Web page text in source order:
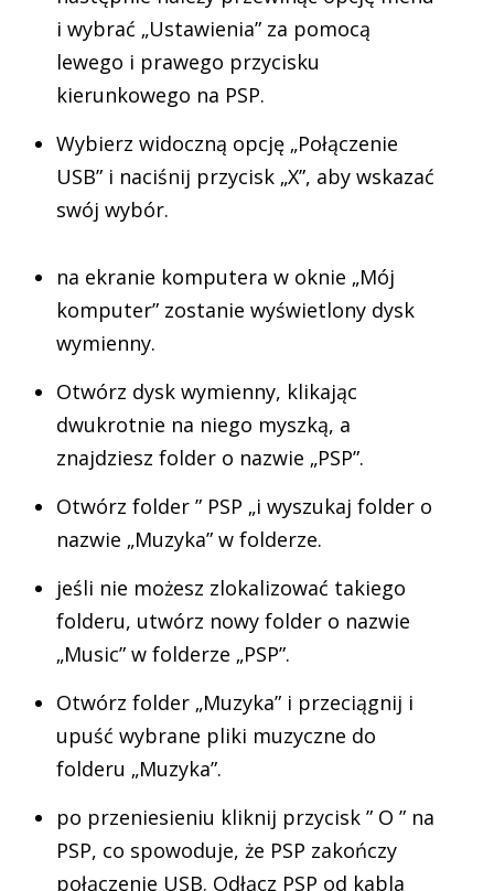
i wybrać „Ustawienia” za pomocą
lewego i prawego przycisku
kierunkowego na PSP.
Wybierz widoczną opcję „Połączenie
USB” i naciśnij przycisk „X”, aby wskazać
swój wybór.
na ekranie komputera w oknie „Mój
komputer” zostanie wyświetlony dysk
wymienny.
Otwórz dysk wymienny, klikając
dwukrotnie na niego myszką, a
znajdziesz folder o nazwie „PSP”.
Otwórz folder ” PSP „i wyszukaj folder o
nazwie „Muzyka” w folderze.
jeśli nie możesz zlokalizować takiego
folderu, utwórz nowy folder o nazwie
„Music” w folderze „PSP”.
Otwórz folder „Muzyka” i przeciągnij i
upuść wybrane pliki muzyczne do
folderu „Muzyka”.
po przeniesieniu kliknij przycisk ” O ” na
PSP, co spowoduje, że PSP zakończy
połączenie USB. Odłącz PSP od kabla